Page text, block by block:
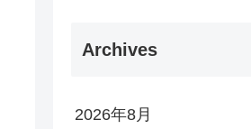
Archives
2026年8月